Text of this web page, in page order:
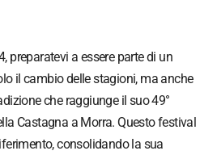
preparatevi a essere parte di un
il cambio delle stagioni, ma anche
che raggiunge il suo 49°
Castagna a Morra. Questo festival
consolidando la sua